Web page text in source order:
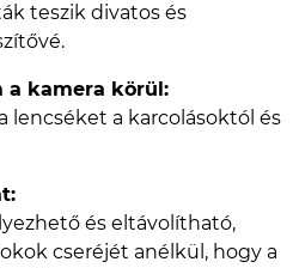
teszik divatos és
a kamera körül:
lencséket a karcolásoktól és
és eltávolítható,
cseréjét anélkül, hogy a